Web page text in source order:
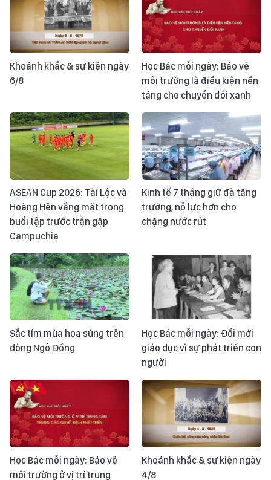
Khoảnh khắc & sự kiện ngày
6/8
Học Bác mỗi ngày: Bảo vệ
môi trường là điều kiện nền
tảng cho chuyển đổi xanh
ASEAN Cup 2026: Tài Lộc và
Hoàng Hên vắng mặt trong
buổi tập trước trận gặp
Campuchia
Kinh tế 7 tháng giữ đà tăng
trưởng, nỗ lực hơn cho
chặng nước rút
Sắc tím mùa hoa súng trên
dòng Ngô Đồng
Học Bác mỗi ngày: Đổi mới
giáo dục vì sự phát triển con
người
Học Bác mỗi ngày: Bảo vệ
môi trường ở vị trí trung
Khoảnh khắc & sự kiện ngày
4/8